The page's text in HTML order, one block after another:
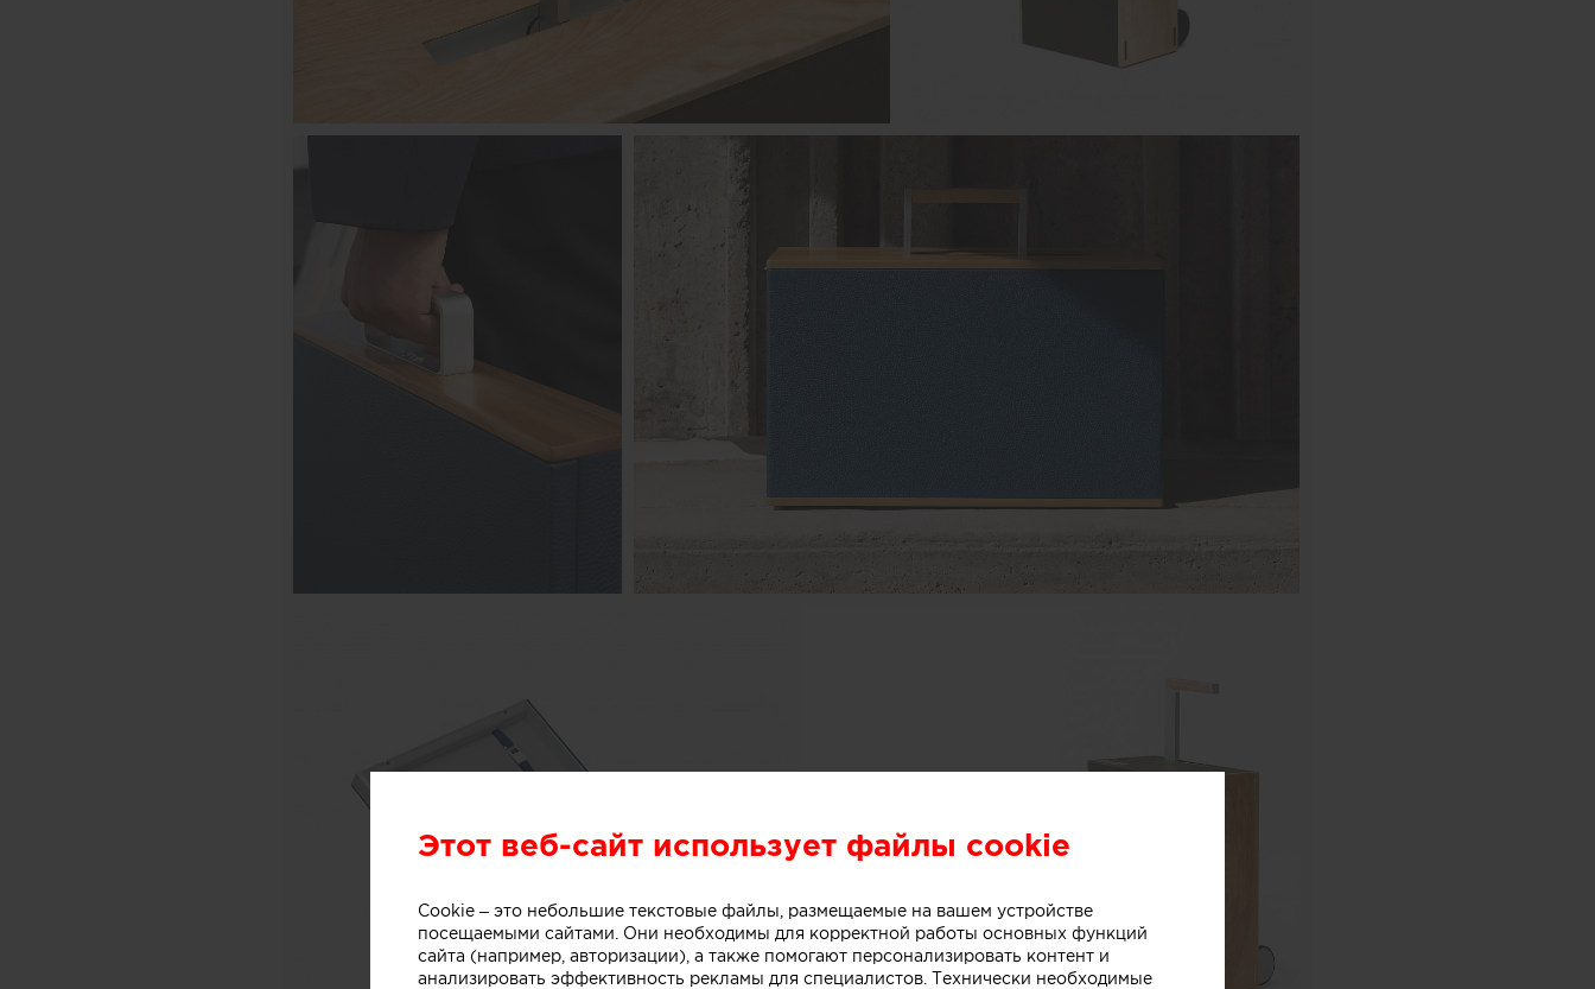
Этот веб-сайт использует файлы cookie
Cookie – это небольшие текстовые файлы, размещаемые на вашем устройстве
посещаемыми сайтами. Они необходимы для корректной работы основных функций
сайта (например, авторизации), а также помогают персонализировать контент и
анализировать эффективность рекламы для специалистов. Технически необходимые